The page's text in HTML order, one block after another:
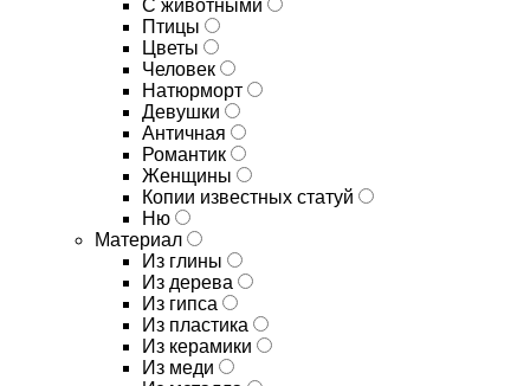
С животными
Птицы
Цветы
Человек
Натюрморт
Девушки
Античная
Романтик
Женщины
Копии известных статуй
Ню
Материал
Из глины
Из дерева
Из гипса
Из пластика
Из керамики
Из меди